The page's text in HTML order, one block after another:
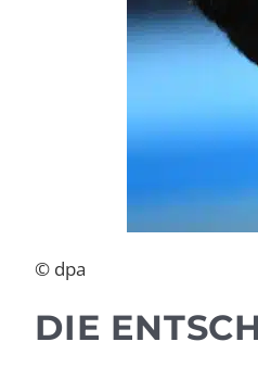
© dpa
DIE